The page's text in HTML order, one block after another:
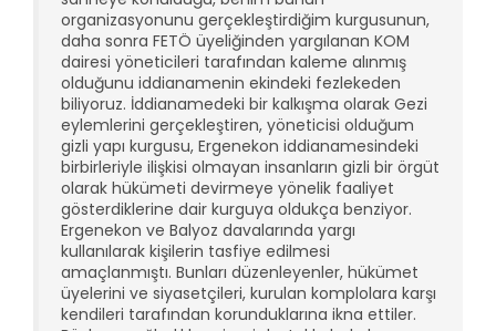
organizasyonunu gerçekleştirdiğim kurgusunun,
daha sonra FETÖ üyeliğinden yargılanan KOM
dairesi yöneticileri tarafından kaleme alınmış
olduğunu iddianamenin ekindeki fezlekeden
biliyoruz. İddianamedeki bir kalkışma olarak Gezi
eylemlerini gerçekleştiren, yöneticisi olduğum
gizli yapı kurgusu, Ergenekon iddianamesindeki
birbirleriyle ilişkisi olmayan insanların gizli bir örgüt
olarak hükümeti devirmeye yönelik faaliyet
gösterdiklerine dair kurguya oldukça benziyor.
Ergenekon ve Balyoz davalarında yargı
kullanılarak kişilerin tasfiye edilmesi
amaçlanmıştı. Bunları düzenleyenler, hükümet
üyelerini ve siyasetçileri, kurulan komplolara karşı
kendileri tarafından korunduklarına ikna ettiler.